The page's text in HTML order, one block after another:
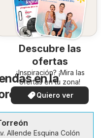
Descubre las
ofertas
¿Inspiración? ¡Mira las
ofertas en tu zona!
Quiero ver
en la
Allende Esquina Colón